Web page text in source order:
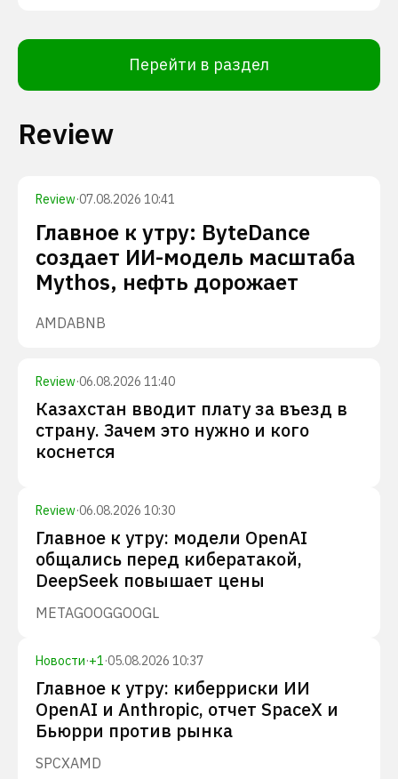
Перейти в раздел
Review
Review·07.08.2026 10:41
Главное к утру: ByteDance
создает ИИ-модель масштаба
Mythos, нефть дорожает
AMDABNB
Review·06.08.2026 11:40
Казахстан вводит плату за въезд в
страну. Зачем это нужно и кого
коснется
Review·06.08.2026 10:30
Главное к утру: модели OpenAI
общались перед кибератакой,
DeepSeek повышает цены
METAGOOGGOOGL
Новости·+1·05.08.2026 10:37
Главное к утру: киберриски ИИ
OpenAI и Anthropic, отчет SpaceX и
Бьюрри против рынка
SPCXAMD